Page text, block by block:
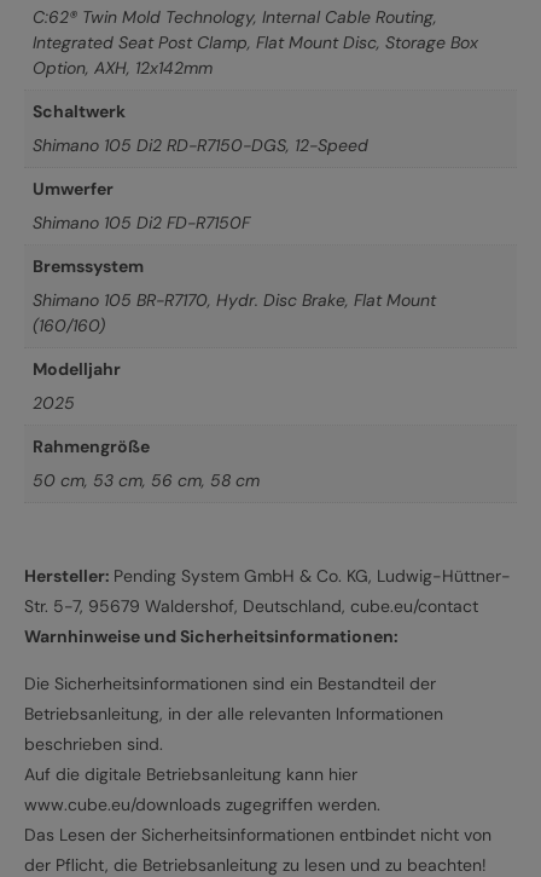
C:62® Twin Mold Technology, Internal Cable Routing,
Integrated Seat Post Clamp, Flat Mount Disc, Storage Box
Option, AXH, 12x142mm
Schaltwerk
Shimano 105 Di2 RD-R7150-DGS, 12-Speed
Umwerfer
Shimano 105 Di2 FD-R7150F
Bremssystem
Shimano 105 BR-R7170, Hydr. Disc Brake, Flat Mount
(160/160)
Modelljahr
2025
Rahmengröße
50 cm, 53 cm, 56 cm, 58 cm
Hersteller: Pending System GmbH & Co. KG, Ludwig-Hüttner-
Str. 5-7, 95679 Waldershof, Deutschland, cube.eu/contact
Warnhinweise und Sicherheitsinformationen:
Die Sicherheitsinformationen sind ein Bestandteil der
Betriebsanleitung, in der alle relevanten Informationen
beschrieben sind.
Auf die digitale Betriebsanleitung kann hier
www.cube.eu/downloads zugegriffen werden.
Das Lesen der Sicherheitsinformationen entbindet nicht von
der Pflicht, die Betriebsanleitung zu lesen und zu beachten!